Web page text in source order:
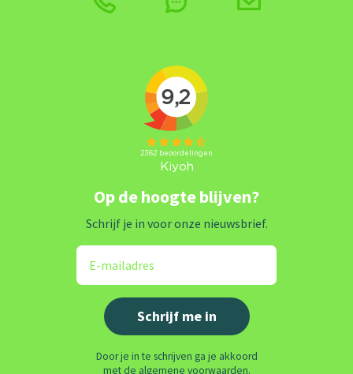
Op de hoogte blijven?
Schrijf je in voor onze nieuwsbrief.
Door je in te schrijven ga je akkoord
met de algemene voorwaarden.